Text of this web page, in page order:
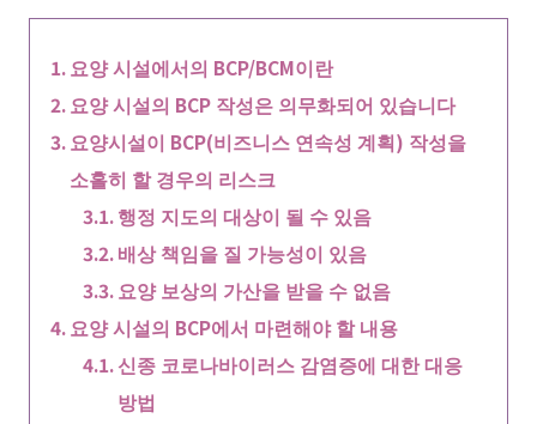
요양 시설에서의 BCP/BCM이란
요양 시설의 BCP 작성은 의무화되어 있습니다
요양시설이 BCP(비즈니스 연속성 계획) 작성을
소홀히 할 경우의 리스크
행정 지도의 대상이 될 수 있음
배상 책임을 질 가능성이 있음
요양 보상의 가산을 받을 수 없음
요양 시설의 BCP에서 마련해야 할 내용
신종 코로나바이러스 감염증에 대한 대응
방법